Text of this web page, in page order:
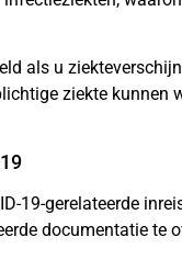
als u
ziekte kunnen
19-gerelateerde
documentatie